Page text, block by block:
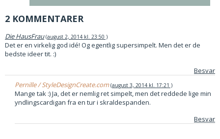
2 KOMMENTARER
Die HausFrau august 2, 2014 kl. 23:50
Det er en virkelig god idé! Og egentlig supersimpelt. Men det er de
bedste ideer tit. :)
Besvar
Pernille / StyleDesignCreate.com august 3, 2014 kl. 17:21
Mange tak :) Ja, det er nemlig ret simpelt, men det reddede lige min
yndlingscardigan fra en tur i skraldespanden.
Besvar